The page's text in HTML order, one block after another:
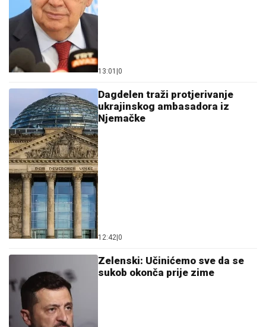
13:01 0
Dagdelen traži protjerivanje
ukrajinskog ambasadora iz
Njemačke
12:42 0
Zelenski: Učinićemo sve da se
sukob okonča prije zime